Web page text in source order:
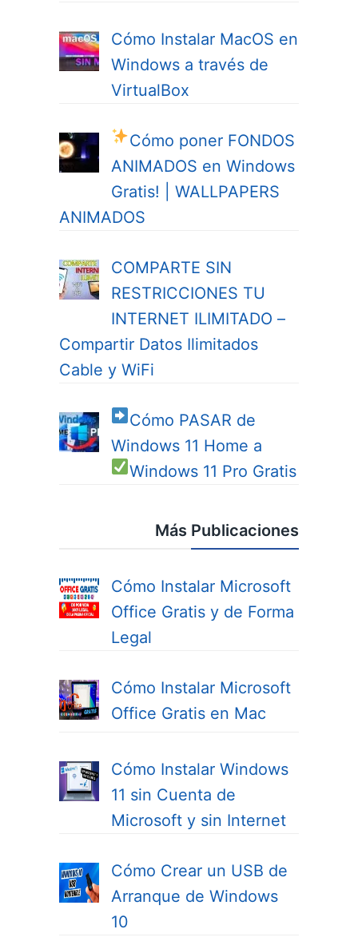
Cómo Instalar MacOS en
Windows a través de
VirtualBox
Cómo poner FONDOS
ANIMADOS en Windows
Gratis! | WALLPAPERS
ANIMADOS
COMPARTE SIN
RESTRICCIONES TU
INTERNET ILIMITADO –
Compartir Datos Ilimitados
Cable y WiFi
Cómo PASAR de
Windows 11 Home a
Windows 11 Pro Gratis
Más Publicaciones
Cómo Instalar Microsoft
Office Gratis y de Forma
Legal
Cómo Instalar Microsoft
Office Gratis en Mac
Cómo Instalar Windows
11 sin Cuenta de
Microsoft y sin Internet
Cómo Crear un USB de
Arranque de Windows
10